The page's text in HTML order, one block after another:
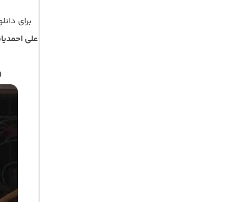
برای
علی